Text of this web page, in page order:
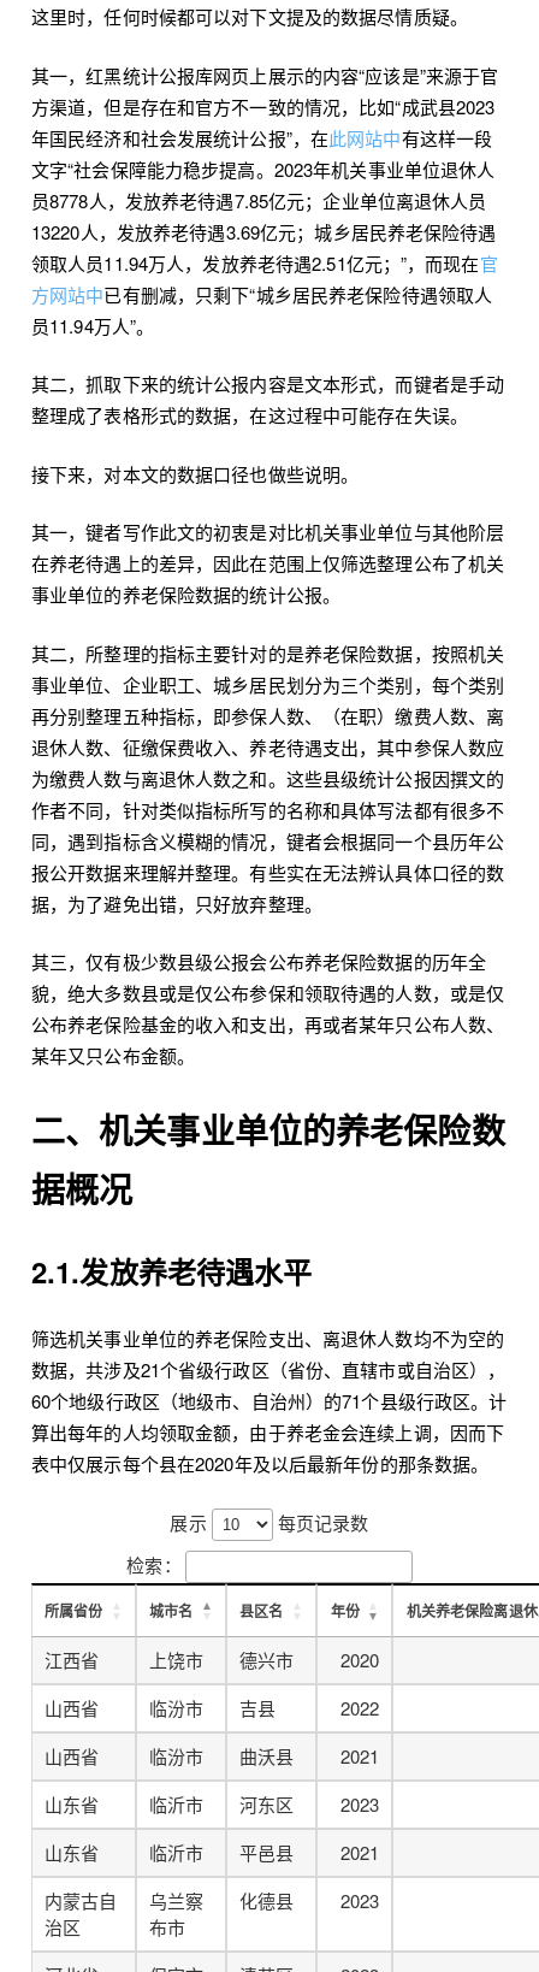
这里时，任何时候都可以对下文提及的数据尽情质疑。
其一，红黑统计公报库网页上展示的内容“应该是”来源于官
方渠道，但是存在和官方不一致的情况，比如“成武县2023
年国民经济和社会发展统计公报”，在此网站中有这样一段
文字“社会保障能力稳步提高。2023年机关事业单位退休人
员8778人，发放养老待遇7.85亿元；企业单位离退休人员
13220人，发放养老待遇3.69亿元；城乡居民养老保险待遇
领取人员11.94万人，发放养老待遇2.51亿元；”，而现在官
方网站中已有删减，只剩下“城乡居民养老保险待遇领取人
员11.94万人”。
其二，抓取下来的统计公报内容是文本形式，而键者是手动
整理成了表格形式的数据，在这过程中可能存在失误。
接下来，对本文的数据口径也做些说明。
其一，键者写作此文的初衷是对比机关事业单位与其他阶层
在养老待遇上的差异，因此在范围上仅筛选整理公布了机关
事业单位的养老保险数据的统计公报。
其二，所整理的指标主要针对的是养老保险数据，按照机关
事业单位、企业职工、城乡居民划分为三个类别，每个类别
再分别整理五种指标，即参保人数、（在职）缴费人数、离
退休人数、征缴保费收入、养老待遇支出，其中参保人数应
为缴费人数与离退休人数之和。这些县级统计公报因撰文的
作者不同，针对类似指标所写的名称和具体写法都有很多不
同，遇到指标含义模糊的情况，键者会根据同一个县历年公
报公开数据来理解并整理。有些实在无法辨认具体口径的数
据，为了避免出错，只好放弃整理。
其三，仅有极少数县级公报会公布养老保险数据的历年全
貌，绝大多数县或是仅公布参保和领取待遇的人数，或是仅
公布养老保险基金的收入和支出，再或者某年只公布人数、
某年又只公布金额。
二、机关事业单位的养老保险数
据概况
2.1.发放养老待遇水平
筛选机关事业单位的养老保险支出、离退休人数均不为空的
数据，共涉及21个省级行政区（省份、直辖市或自治区），
60个地级行政区（地级市、自治州）的71个县级行政区。计
算出每年的人均领取金额，由于养老金会连续上调，因而下
表中仅展示每个县在2020年及以后最新年份的那条数据。
展示
每页记录数
检索：
所属省份 城市名 县区名 年份 机关养老保险离退
江西省 上饶市 德兴市
2020
山西省
临汾市 吉县
2022
山西省
临汾市 曲沃县
2021
山东省
临沂市 河东区
2023
山东省
临沂市 平邑县
2021
内蒙古自
治区
乌兰察
布市
化德县 2023